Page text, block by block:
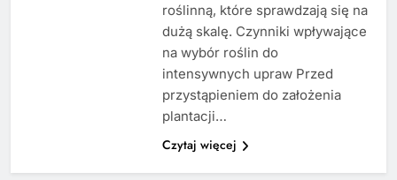
roślinną, które sprawdzają się na
dużą skalę. Czynniki wpływające
na wybór roślin do
intensywnych upraw Przed
przystąpieniem do założenia
plantacji…
Czytaj więcej